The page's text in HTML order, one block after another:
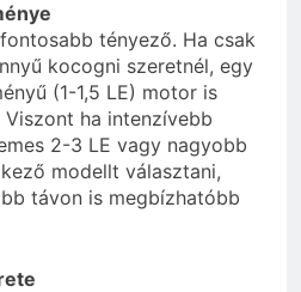
tényező. Ha csak
kocogni szeretnél, egy
(1-1,5 LE) motor is
ha intenzívebb
2-3 LE vagy nagyobb
modellt választani,
távon is megbízhatóbb